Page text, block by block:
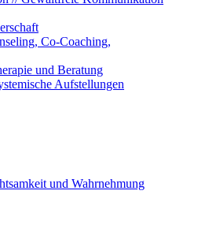
Co-Coaching,
und Beratung
Aufstellungen
und Wahrnehmung